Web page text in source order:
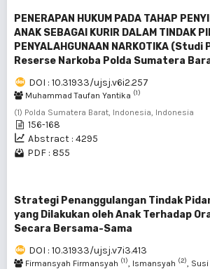
PENERAPAN HUKUM PADA TAHAP
ANAK SEBAGAI KURIR DALAM TINDAK
PENYALAHGUNAAN NARKOTIKA
Reserse Narkoba Polda Sumatera
DOI : 10.31933/ujsj.v6i2.257
Muhammad Taufan Yantika (1)
(1) Polda Sumatera Barat, Indonesia, Indonesia
156-168
Abstract : 4295
PDF : 855
Strategi Penanggulangan Tindak
yang Dilakukan oleh Anak Terhadap
Secara Bersama-Sama
DOI : 10.31933/ujsj.v7i3.413
Firmansyah Firmansyah (1) , Ismansyah (2) ,